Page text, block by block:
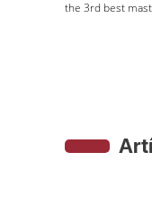
the 3rd best